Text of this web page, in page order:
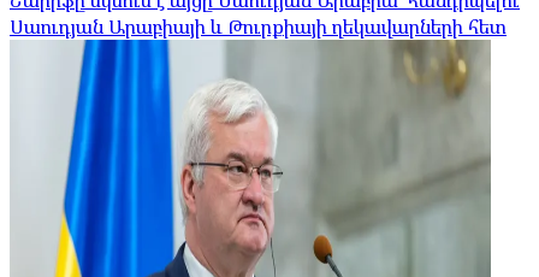
Սաուդյան Արաբիայի և Թուրքիայի ղեկավարների հետ